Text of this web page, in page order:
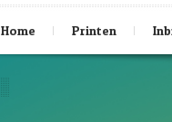
Home Printen